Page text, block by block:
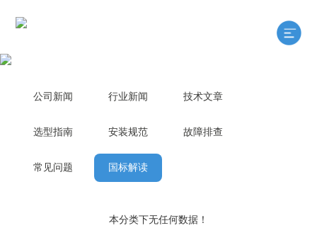
公司新闻 行业新闻 技术文章
选型指南 安装规范 故障排查
常见问题 国标解读
本分类下无任何数据！